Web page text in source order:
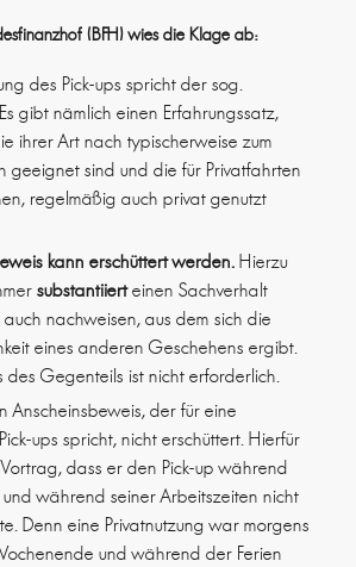
(BFH) wies die Klage ab:
des Pick-ups spricht der sog.
gibt nämlich einen Erfahrungssatz,
ihrer Art nach typischerweise zum
geeignet sind und die für Privatfahrten
regelmäßig auch privat genutzt
kann erschüttert werden. Hierzu
substantiierteinen Sachverhalt
nachweisen, aus dem sich die
eines anderen Geschehens ergibt.
des Gegenteils ist nicht erforderlich.
Anscheinsbeweis, der für eine
ups spricht, nicht erschüttert. Hierfür
dass er den Pick-up während
während seiner Arbeitszeiten nicht
Denn eine Privatnutzung war morgens
und während der Ferien